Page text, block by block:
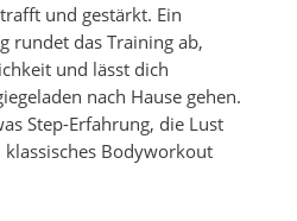
und gestärkt. Ein
rundet das Training ab,
und lässt dich
nach Hause gehen.
Step-Erfahrung, die Lust
Bodyworkout